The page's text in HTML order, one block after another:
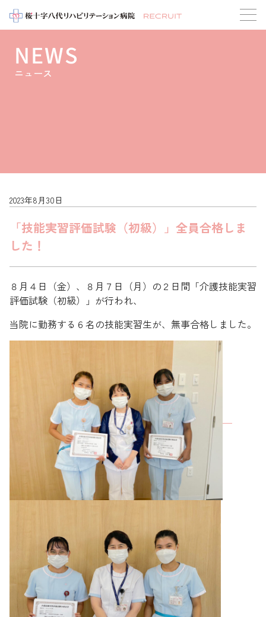
NEWS
ニュース
2023年8月30日
「技能実習評価試験（初級）」全員合格しま
した！
８月４日（金）、８月７日（月）の２日間「介護技能実習
評価試験（初級）」が行われ、
当院に勤務する６名の技能実習生が、無事合格しました。